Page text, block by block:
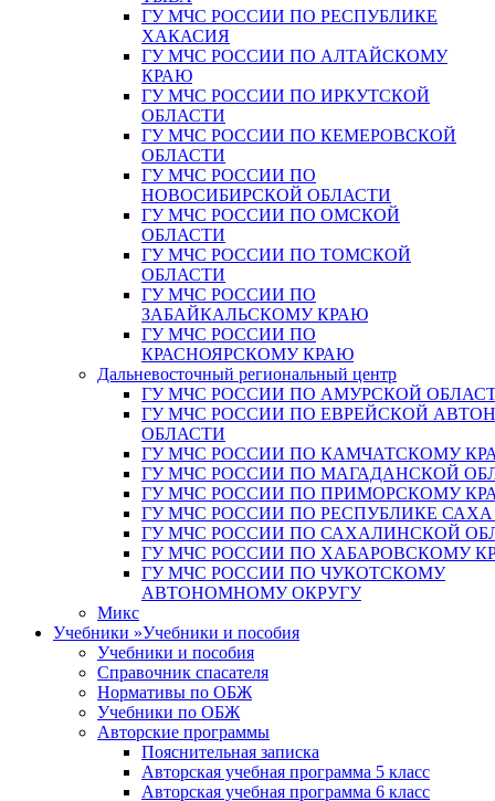
ГУ МЧС РОССИИ ПО РЕСПУБЛИКЕ
ХАКАСИЯ
ГУ МЧС РОССИИ ПО АЛТАЙСКОМУ
КРАЮ
ГУ МЧС РОССИИ ПО ИРКУТСКОЙ
ОБЛАСТИ
ГУ МЧС РОССИИ ПО КЕМЕРОВСКОЙ
ОБЛАСТИ
ГУ МЧС РОССИИ ПО
НОВОСИБИРСКОЙ ОБЛАСТИ
ГУ МЧС РОССИИ ПО ОМСКОЙ
ОБЛАСТИ
ГУ МЧС РОССИИ ПО ТОМСКОЙ
ОБЛАСТИ
ГУ МЧС РОССИИ ПО
ЗАБАЙКАЛЬСКОМУ КРАЮ
ГУ МЧС РОССИИ ПО
КРАСНОЯРСКОМУ КРАЮ
Дальневосточный региональный центр
ГУ МЧС РОССИИ ПО АМУРСКОЙ
ГУ МЧС РОССИИ ПО ЕВРЕЙСКОЙ
ОБЛАСТИ
ГУ МЧС РОССИИ ПО КАМЧАТСКОМУ
ГУ МЧС РОССИИ ПО МАГАДАНСКОЙ
ГУ МЧС РОССИИ ПО ПРИМОРСКОМУ
ГУ МЧС РОССИИ ПО РЕСПУБЛИКЕ
ГУ МЧС РОССИИ ПО САХАЛИНСКОЙ
ГУ МЧС РОССИИ ПО ХАБАРОВСКОМУ
ГУ МЧС РОССИИ ПО ЧУКОТСКОМУ
АВТОНОМНОМУ ОКРУГУ
Микс
Учебники »Учебники и пособия
Учебники и пособия
Справочник спасателя
Нормативы по ОБЖ
Учебники по ОБЖ
Авторские программы
Пояснительная записка
Авторская учебная программа 5 класс
Авторская учебная программа 6 класс